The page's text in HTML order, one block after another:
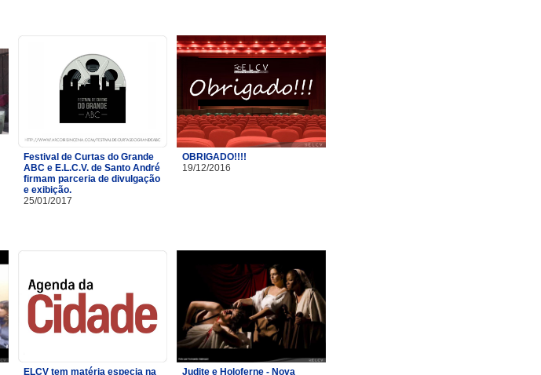
Festival de Curtas do Grande
ABC e E.L.C.V. de Santo André
firmam parceria de divulgação
e exibição.
25/01/2017
OBRIGADO!!!!
19/12/2016
ELCV tem matéria especia na
Judite e Holoferne - Nova